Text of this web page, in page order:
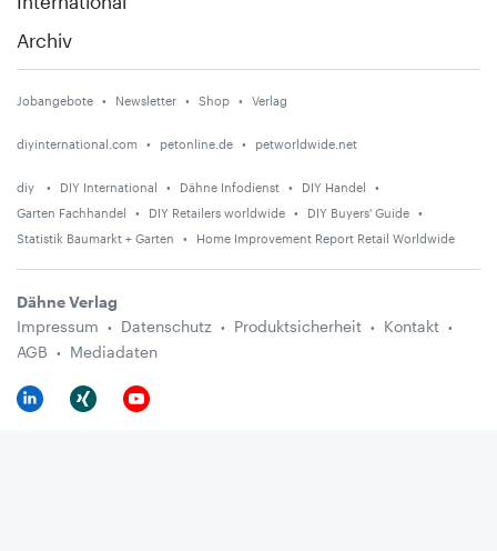
Archiv
Jobangebote Newsletter Shop Verlag
diyinternational.com petonline.de petworldwide.net
diy DIY International Dähne Infodienst
DIY Handel
Garten Fachhandel
DIY Retailers worldwide
DIY Buyers' Guide
Statistik Baumarkt + Garten
Home Improvement Report Retail Worldwide
Dähne Verlag
Impressum
Datenschutz Produktsicherheit
Kontakt
AGB
Mediadaten